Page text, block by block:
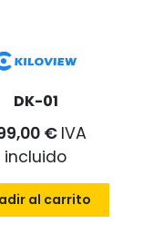
DK-01
€ IVA
incluido
al carrito